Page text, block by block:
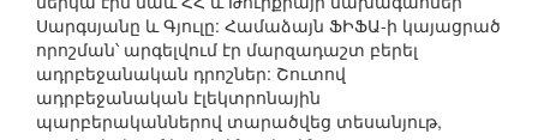
Սարգսյանը և Գյուլը: Համաձայն ՖԻՖԱ-ի կայացրած
որոշման՝ արգելվում էր մարզադաշտ բերել
ադրբեջանական դրոշներ: Շուտով
ադրբեջանական էլեկտրոնային
պարբերականներով տարածվեց տեսանյութ,